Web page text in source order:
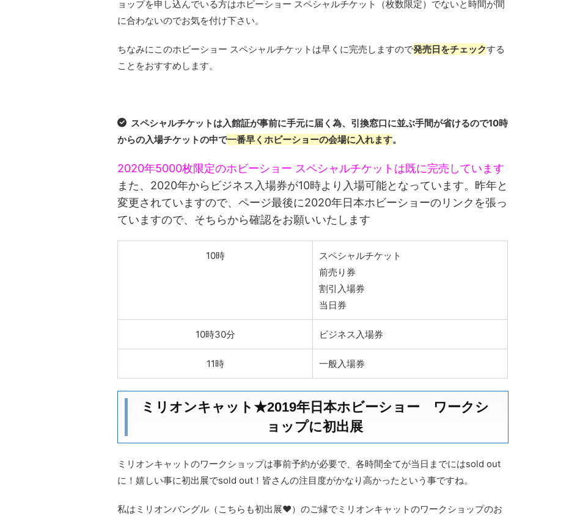
ョップを申し込んでいる方はホビーショー スペシャルチケット（枚数限定）でないと時間が間
に合わないのでお気を付け下さい。
ちなみにこのホビーショー スペシャルチケットは早くに完売しますので発売日をチェックする
ことをおすすめします。
スペシャルチケットは入館証が事前に手元に届く為、引換窓口に並ぶ手間が省けるので10時
からの入場チケットの中で一番早くホビーショーの会場に入れます。
2020年5000枚限定のホビーショー スペシャルチケットは既に完売しています
また、2020年からビジネス入場券が10時より入場可能となっています。昨年と
変更されていますので、ページ最後に2020年日本ホビーショーのリンクを張っ
ていますので、そちらから確認をお願いいたします
10時
スペシャルチケット
前売り券
割引入場券
当日券
10時30分 ビジネス入場券
11時 一般入場券
ミリオンキャット★2019年日本ホビーショー ワークシ
ョップに初出展
ミリオンキャットのワークショップは事前予約が必要で、各時間全てが当日までにはsold out
に！嬉しい事に初出展でsold out！皆さんの注目度がかなり高かったという事ですね。
私はミリオンバングル（こちらも初出展♥）のご縁でミリオンキャットのワークショップのお